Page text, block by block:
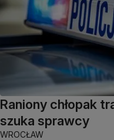
Raniony chłopak
szuka sprawcy
WROCŁAW